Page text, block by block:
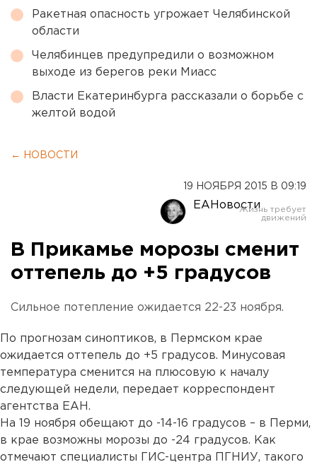
Ракетная опасность угрожает Челябинской
области
Челябинцев предупредили о возможном
выходе из берегов реки Миасс
Власти Екатеринбурга рассказали о борьбе с
желтой водой
← НОВОСТИ
19 НОЯБРЯ 2015 В 09:19
ЕАНовости
В Прикамье морозы сменит
оттепель до +5 градусов
Сильное потепление ожидается 22-23 ноября.
По прогнозам синоптиков, в Пермском крае
ожидается оттепель до +5 градусов. Минусовая
температура сменится на плюсовую к началу
следующей недели, передает корреспондент
агентства ЕАН.
На 19 ноября обещают до -14-16 градусов – в Перми,
в крае возможны морозы до -24 градусов. Как
отмечают специалисты ГИС-центра ПГНИУ, такого